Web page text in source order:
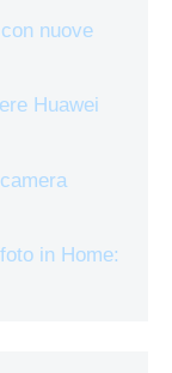
nuove
Huawei
in Home: